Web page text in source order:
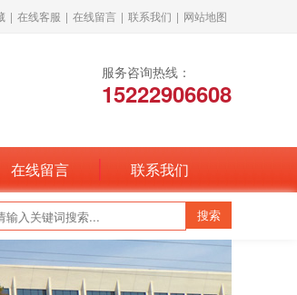
| 在线客服 | 在线留言 | 联系我们 | 网站地图
服务咨询热线：
15222906608
在线留言 联系我们